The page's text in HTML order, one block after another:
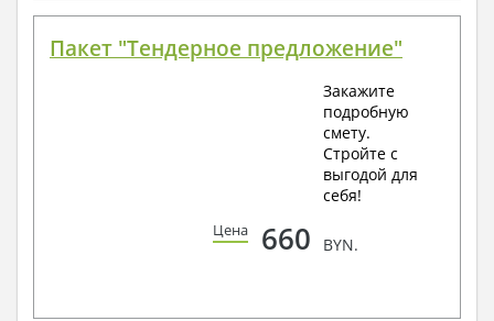
Пакет "Тендерное предложение"
Закажите
подробную
смету.
Стройте с
выгодой для
себя!
Цена 660 BYN.